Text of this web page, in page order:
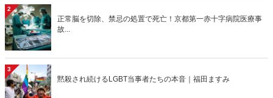
2
正常脳を切除、禁忌の処置で死亡！京都第一赤十字病院医療事
故...
3
黙殺され続けるLGBT当事者たちの本音｜福田ますみ